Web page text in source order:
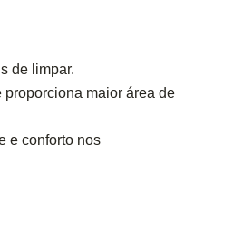
de limpar.
maior área de
e conforto nos